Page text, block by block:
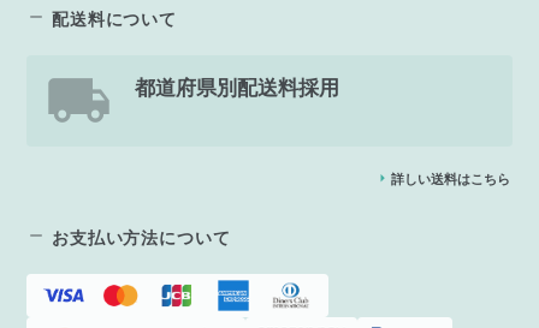
配送料について
都道府県別配送料採用
詳しい送料はこちら
お支払い方法について